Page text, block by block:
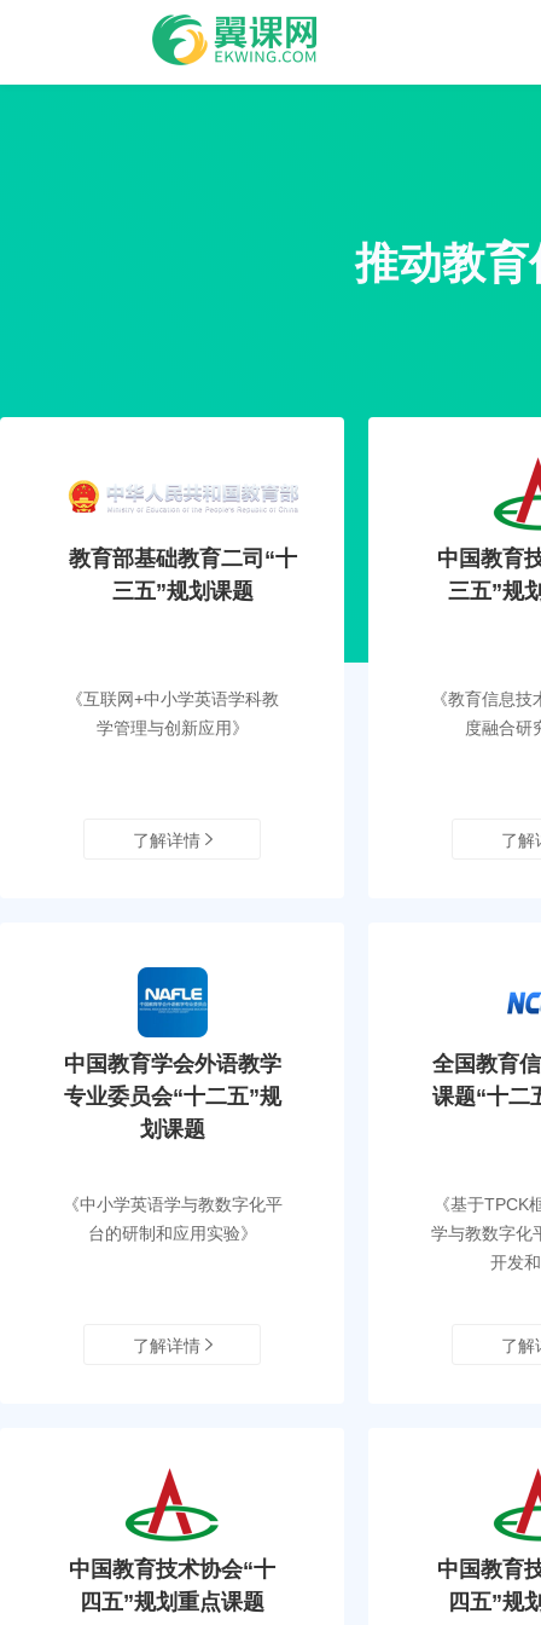
推动教
教育部基础教育二司“十
三五”规划课题
《互联网+中小学英语学科教
学管理与创新应用》
了解详情
中国教育
三五”规
《教育信息
度融合研
了解
中国教育学会外语教学
专业委员会“十二五”规
划课题
《中小学英语学与教数字化平
台的研制和应用实验》
了解详情
全国教育
课题“十二
《基于TPCK
学与教数字化
开发
了解
中国教育技术协会“十
四五”规划重点课题
中国教育
四五”规